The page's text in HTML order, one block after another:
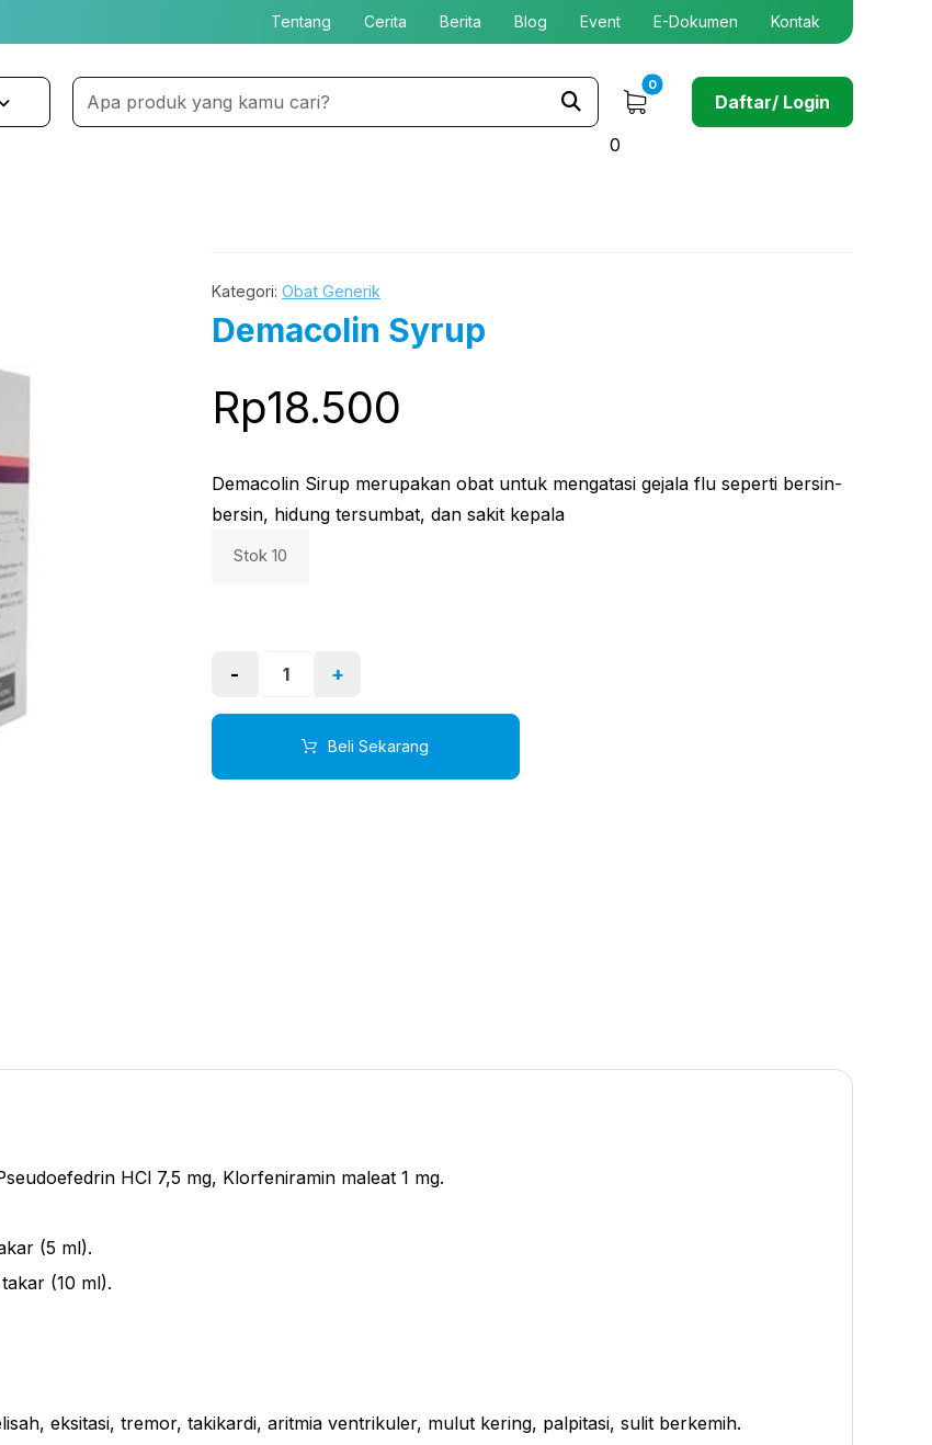
Tentang Cerita Berita Blog Event E-Dokumen Kontak
0
Daftar/ Login
Kategori: Obat Generik
Demacolin Syrup
Rp18.500
Demacolin Sirup merupakan obat untuk mengatasi gejala flu seperti bersin-
bersin, hidung tersumbat, dan sakit kepala
Stok 10
- +
Beli Sekarang
HCl 7,5 mg, Klorfeniramin maleat 1 mg.
(5 ml).
(10 ml).
eksitasi, tremor, takikardi, aritmia ventrikuler, mulut kering, palpitasi, sulit berkemih.